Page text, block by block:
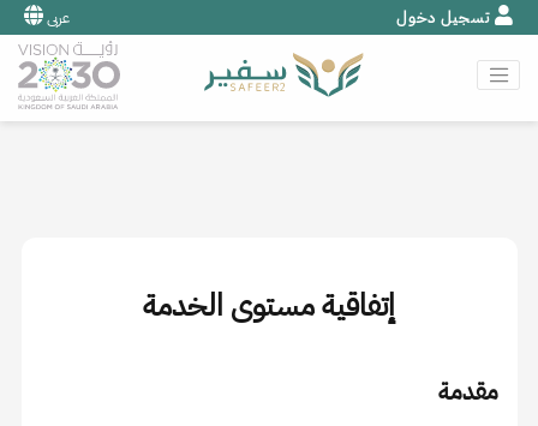
عربى تسجيل دخول
إتفاقية مستوى الخدمة
مقدمة